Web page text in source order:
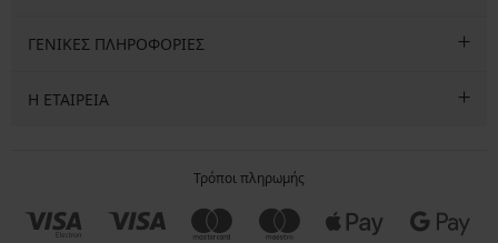
ΓΕΝΙΚΕΣ ΠΛΗΡΟΦΟΡΙΕΣ
Η ΕΤΑΙΡΕΙΑ
Τρόποι πληρωμής